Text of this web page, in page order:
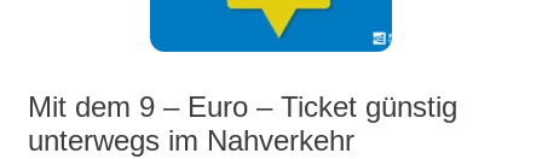
Mit dem 9 – Euro – Ticket günstig
unterwegs im Nahverkehr